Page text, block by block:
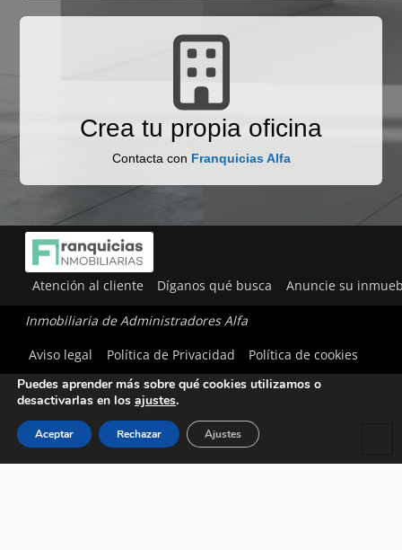
Crea tu propia oficina
Contacta con Franquicias Alfa
Atención al cliente Díganos qué busca Anuncie su
Inmobiliaria de Administradores Alfa
Aviso legal
Política de Privacidad Política de cookies
Utilizamos cookies para ofrecerte la mejor experiencia en
nuestra web.
Puedes aprender más sobre qué cookies utilizamos o
desactivarlas en los ajustes.
Aceptar Rechazar Ajustes